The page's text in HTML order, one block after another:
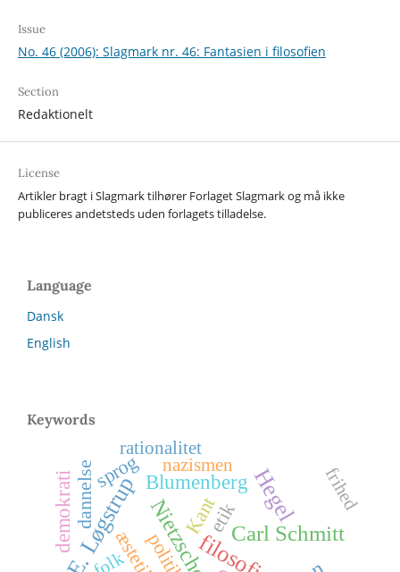
Issue
No. 46 (2006): Slagmark nr. 46: Fantasien i filosofien
Section
Redaktionelt
License
Artikler bragt i Slagmark tilhører Forlaget Slagmark og må ikke
publiceres andetsteds uden forlagets tilladelse.
Language
Dansk
English
Keywords
K.E. Løgstrup Hegel
filosofiCarl Schmitt
Nietzsche
Blumenberg
demokrati
politik
æstetik
dannelse Kant
sprog
etik
nazismen
rationalitet
frihed
folk